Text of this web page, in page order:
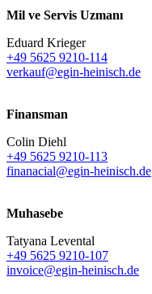
Mil ve Servis Uzmanı
Eduard Krieger
+49 5625 9210-114
verkauf@egin-heinisch.de
Finansman
Colin Diehl
+49 5625 9210-113
finanacial@egin-heinisch.de
Muhasebe
Tatyana Levental
+49 5625 9210-107
invoice@egin-heinisch.de